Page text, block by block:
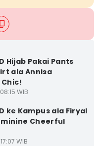
Hijab Pakai Pants
ala Annisa
WIB
ke Kampus ala Firyal
Cheerful
WIB